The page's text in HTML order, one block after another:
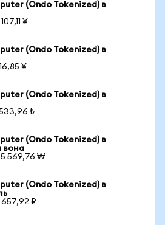
(Ondo Tokenized) в
¥
(Ondo Tokenized) в
¥
(Ondo Tokenized) в
₺
(Ondo Tokenized) в
вона
569,76 ₩
(Ondo Tokenized) в
657,92 ₽